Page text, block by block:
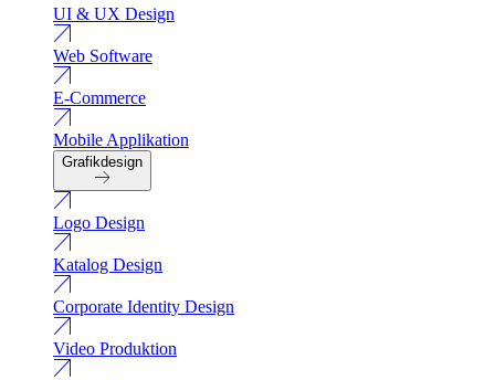
UI & UX Design
Web Software
E-Commerce
Mobile Applikation
Grafikdesign
Logo Design
Katalog Design
Corporate Identity Design
Video Produktion